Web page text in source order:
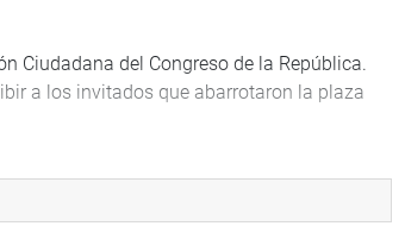
Ciudadana del Congreso de la República.
a los invitados que abarrotaron la plaza
temas vinculados a los valores, al
Se trata de eso, de invitar a la